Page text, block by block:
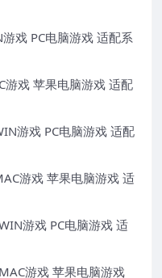
戏 PC电脑游戏 适配系
游戏 苹果电脑游戏 适配
游戏 PC电脑游戏 适配
游戏 苹果电脑游戏 适
游戏 PC电脑游戏 适
游戏 苹果电脑游戏